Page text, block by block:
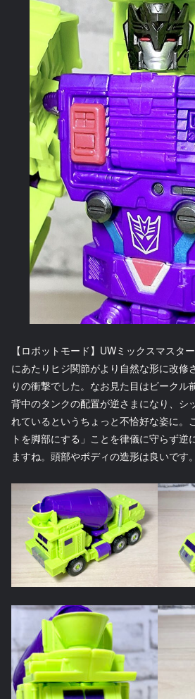
【ロボットモード】UWミックスマスタ
にあたりヒジ関節がより自然な形に改修
りの衝撃でした。なお見た目はビークル
背中のタンクの配置が逆さまになり、シ
れているというちょっと不恰好な姿に。
トを脚部にする」ことを律儀に守らず逆
ますね。頭部やボディの造形は良いです。